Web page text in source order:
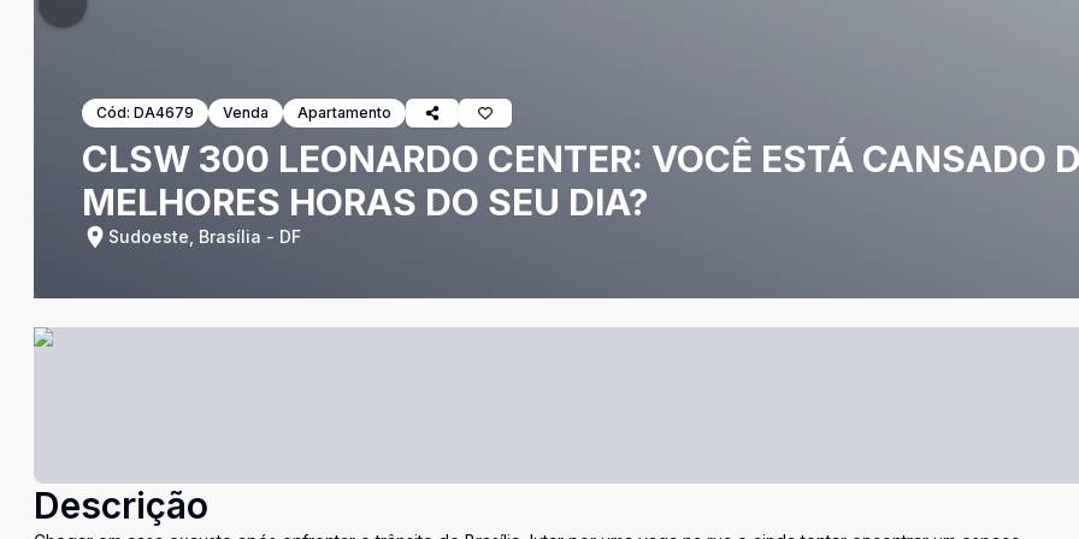
Cód: DA4679 Venda Apartamento
CLSW 300 LEONARDO CENTER: VOCÊ ESTÁ CANSADO
MELHORES HORAS DO SEU DIA?
Sudoeste, Brasília - DF
Descrição